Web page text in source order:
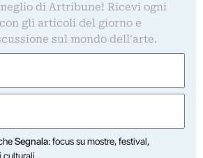
di Artribune! Ricevi ogni
gli articoli del giorno e
sul mondo dell'arte.
Segnala: focus su mostre, festival,